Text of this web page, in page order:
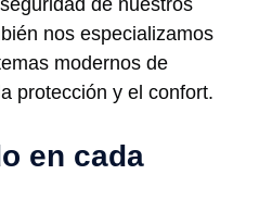
nos especializamos
modernos de
protección y el confort.
en cada